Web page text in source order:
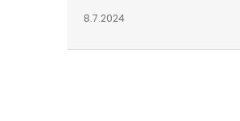
8.7.2024